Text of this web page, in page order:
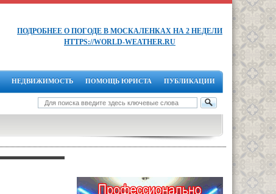
ПОДРОБНЕЕ О ПОГОДЕ В МОСКАЛЕНКАХ НА 2 НЕДЕЛИ
HTTPS://WORLD-WEATHER.RU
НЕДВИЖИМОСТЬ ПОМОЩЬ ЮРИСТА ПУБЛИКАЦИИ